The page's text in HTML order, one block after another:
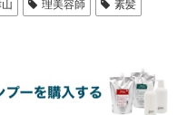
理美容師
素髪